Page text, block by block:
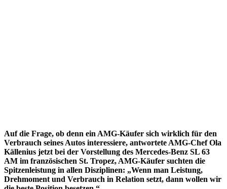
Auf die Frage, ob denn ein AMG-Käufer sich wirklich für den
Verbrauch seines Autos interessiere, antwortete AMG-Chef Ola
Källenius jetzt bei der Vorstellung des Mercedes-Benz SL 63
AM im französischen St. Tropez, AMG-Käufer suchten die
Spitzenleistung in allen Disziplinen: „Wenn man Leistung,
Drehmoment und Verbrauch in Relation setzt, dann wollen wir